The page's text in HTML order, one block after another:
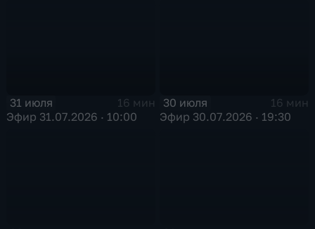
31 июля
16 мин
Эфир 31.07.2026 · 10:00
30 июля
16 мин
Эфир 30.07.2026 · 19:30